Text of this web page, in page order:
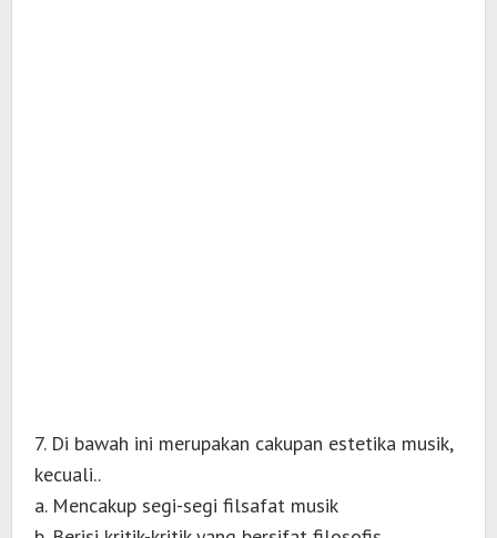
7. Di bawah ini merupakan cakupan estetika musik,
kecuali..
a. Mencakup segi-segi filsafat musik